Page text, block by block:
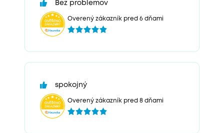
Bez problemov
Overený zákazník pred 6 dňami
spokojný
Overený zákazník pred 8 dňami